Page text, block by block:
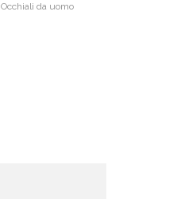
Occhiali da uomo